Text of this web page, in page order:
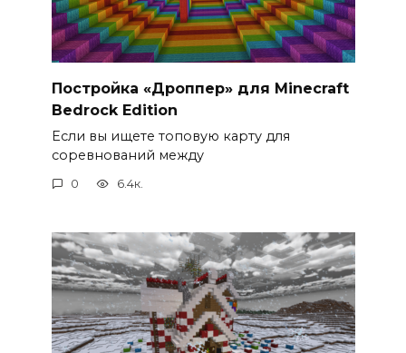
Постройка «Дроппер» для Minecraft
Bedrock Edition
Если вы ищете топовую карту для
соревнований между
0 6.4к.